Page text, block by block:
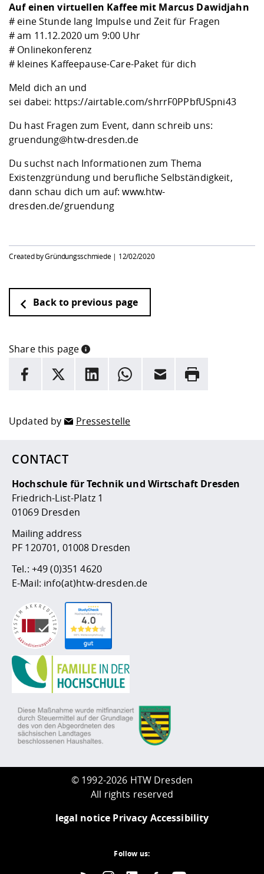
Auf einen virtuellen Kaffee mit Marcus Dawidjahn
# eine Stunde lang Impulse und Zeit für Fragen
# am 11.12.2020 um 9:00 Uhr
# Onlinekonferenz
# kleines Kaffeepause-Care-Paket für dich
Meld dich an und
sei dabei: https://airtable.com/shrrF0PPbfUSpni43
Du hast Fragen zum Event, dann schreib uns:
gruendung@htw-dresden.de
Du suchst nach Informationen zum Thema
Existenzgründung und berufliche Selbständigkeit,
dann schau dich um auf:www.htw-
dresden.de/gruendung
Created by Gründungsschmiede | 12/02/2020
Back to previous page
Share this page
INFORMATION
Here are more informations and a link to the
facebook
X LinkedInwhatsappEmail Rrint
Updated by Pressestelle
CONTACT
Hochschule für Technik und Wirtschaft Dresden
Friedrich-List-Platz 1
01069 Dresden
Mailing address
PF 120701, 01008 Dresden
Tel.: +49 (0)351 4620
E-Mail: info(at)htw-dresden.de
© 1992-2026 HTW Dresden
All rights reserved
legal notice Privacy Accessibility
Follow us: